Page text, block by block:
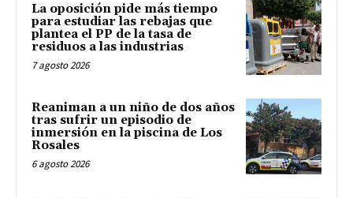
La oposición pide más tiempo
para estudiar las rebajas que
plantea el PP de la tasa de
residuos a las industrias
7 agosto 2026
Reaniman a un niño de dos años
tras sufrir un episodio de
inmersión en la piscina de Los
Rosales
6 agosto 2026